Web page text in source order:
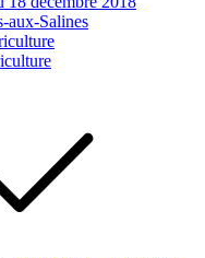
aux-Salines